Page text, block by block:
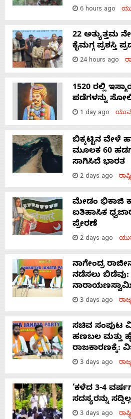
6 hours ago
22 ಅತ್ಯುತ್ತಮ
ಕೈಮಗ್ಗ ಪ್ರಶಸ್ತಿ
24 hours ago
1520 ರಲ್ಲಿ
ಪಡೆಗಳನ್ನು
1 day ago
ಬಿಕ್ಕಟ್ಟಿನ ವೇಳೆ
ಮೂಲಕ 60
ಸಾಗಿಸಿದೆ ಭಾರತ
2 days ago
ಮೇಡಂ ಭಿಕಾಜಿ
ಐತಿಹಾಸಿಕ
ಪ್ರೇರಣೆ
2 days ago
ನಾಗೇಂದ್ರ
ನಡೆಸಲು
3 days ago
ಸಚಿವ ಸಂಪುಟ
ಹಣಬಲ ಮತ್ತು
ರಾಜಕಾರಣಕ್ಕೆ:
3 days ago
‘ಕಳೆದ 3-4
ಸದಸ್ಯರನ್ನು
3 days ago